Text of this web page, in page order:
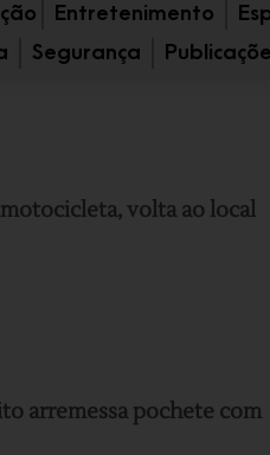
Entretenimento
Segurança
volta ao local
arremessa pochete com